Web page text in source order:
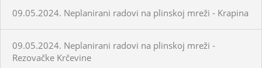
09.05.2024. Neplanirani radovi na plinskoj mreži - Krapina
09.05.2024. Neplanirani radovi na plinskoj mreži -
Rezovačke Krčevine